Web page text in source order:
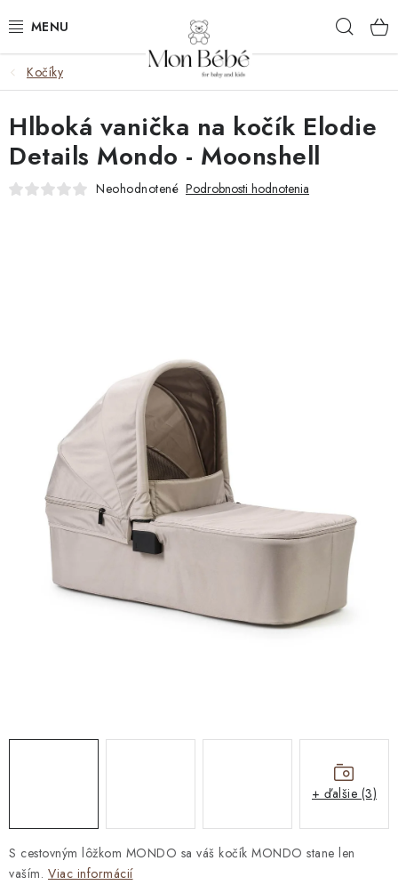
na
ZĽAVY
OBLEČENIE
VÝBAVA
DARČEKOVÉ BOXY
Všeobecné obchodné podmienky
Podmienky ochrany osobných údajov a poučenie o cookies
Reklamačný poriadok
Reklamačný formulár
Formulár na odstúpenie od zmluvy
Moja objednávka
Blog
Kontakty
Kočíky
S cestovným lôžkom MONDO sa váš kočík MONDO stane len
vaším. Viac informácií
Hlboká vanička na kočík Elodie
Details Mondo - Moonshell
Neohodnotené Podrobnosti hodnotenia
+ ďalšie (3)